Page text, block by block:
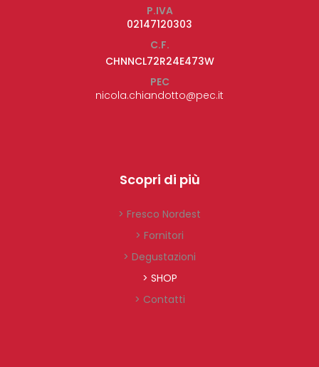
P.IVA
02147120303
C.F.
CHNNCL72R24E473W
PEC
nicola.chiandotto@pec.it
Scopri di più
> Fresco Nordest
> Fornitori
> Degustazioni
> SHOP
> Contatti